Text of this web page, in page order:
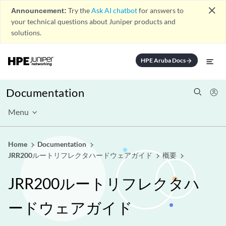
Announcement: Try theAsk AI chatbotfor answers to
your technical questions about Juniper products and
solutions.
close
HPE Aruba Docsarrow_forward
Documentation
Menu
Home
Documentation
JRR200ルートリフレクタハードウェアガイド
概要
JRR200ルートリフレクタハ
ードウェアガイド